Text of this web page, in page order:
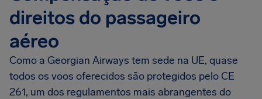
direitos do passageiro
aéreo
Como a Georgian Airways tem sede na UE, quase
todos os voos oferecidos são protegidos pelo CE
261, um dos regulamentos mais abrangentes do